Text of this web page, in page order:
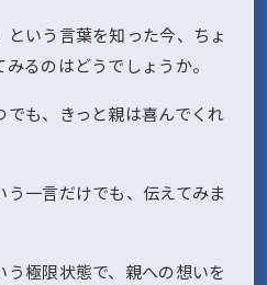
という言葉を知った今、ちょ
るのはどうでしょうか。
も、きっと親は喜んでくれ
う一言だけでも、伝えてみま
極限状態で、親への想いを